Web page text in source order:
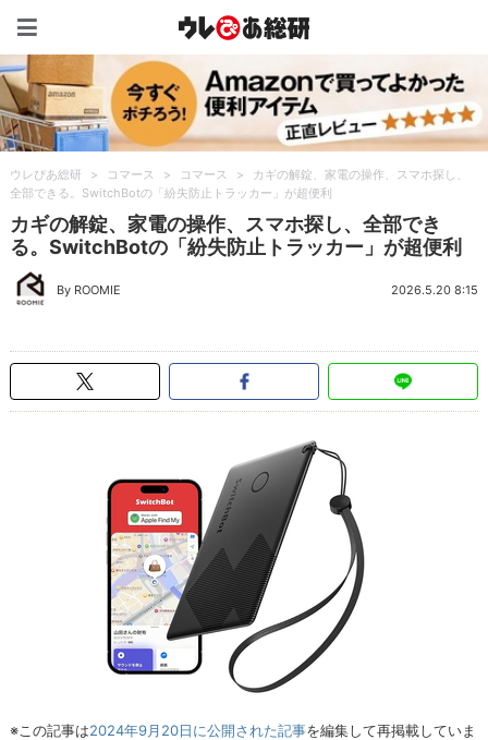
ウレぴあ総研 > コマース > コマース >
カギの解錠、家電の操作、スマホ探し、
全部できる。SwitchBotの「紛失防止トラッカー」が超便利
カギの解錠、家電の操作、スマホ探し、全部でき
る。SwitchBotの「紛失防止トラッカー」が超便利
By ROOMIE 2026.5.20 8:15
※この記事は2024年9月20日に公開された記事を編集して再掲載していま